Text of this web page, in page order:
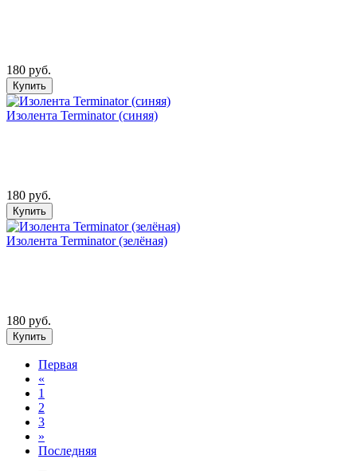
180 руб.
Купить
Изолента Terminator (синяя)
180 руб.
Купить
Изолента Terminator (зелёная)
180 руб.
Купить
Первая
«
1
2
3
»
Последняя